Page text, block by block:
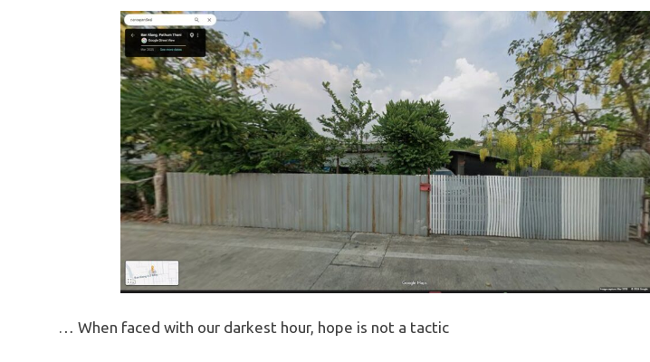
… When faced with our darkest hour, hope is not a tactic